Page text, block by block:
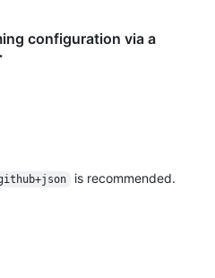
configuration via a
is recommended.